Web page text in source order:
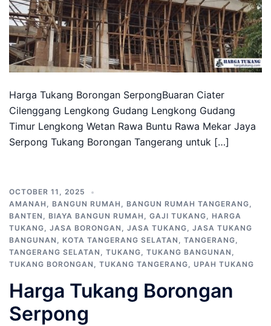
Harga Tukang Borongan SerpongBuaran Ciater
Cilenggang Lengkong Gudang Lengkong Gudang
Timur Lengkong Wetan Rawa Buntu Rawa Mekar Jaya
Serpong Tukang Borongan Tangerang untuk […]
OCTOBER 11, 2025
AMANAH , BANGUN RUMAH , BANGUN RUMAH TANGERANG,
BANTEN , BIAYA BANGUN RUMAH , GAJI TUKANG, HARGA
TUKANG, JASA BORONGAN , JASA TUKANG, JASA TUKANG
BANGUNAN , KOTA TANGERANG SELATAN , TANGERANG,
TANGERANG SELATAN , TUKANG, TUKANG BANGUNAN ,
TUKANG BORONGAN , TUKANG TANGERANG, UPAH TUKANG
Harga Tukang Borongan
Serpong